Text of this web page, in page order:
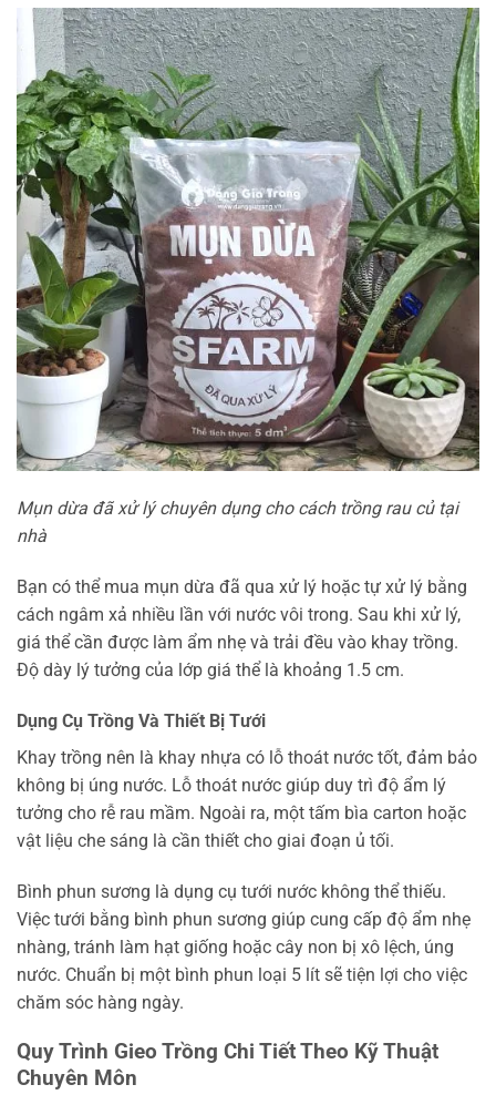
Mụn dừa đã xử lý chuyên dụng cho cách trồng rau củ tại
nhà
Bạn có thể mua mụn dừa đã qua xử lý hoặc tự xử lý bằng
cách ngâm xả nhiều lần với nước vôi trong. Sau khi xử lý,
giá thể cần được làm ẩm nhẹ và trải đều vào khay trồng.
Độ dày lý tưởng của lớp giá thể là khoảng 1.5 cm.
Dụng Cụ Trồng Và Thiết Bị Tưới
Khay trồng nên là khay nhựa có lỗ thoát nước tốt, đảm bảo
không bị úng nước. Lỗ thoát nước giúp duy trì độ ẩm lý
tưởng cho rễ rau mầm. Ngoài ra, một tấm bìa carton hoặc
vật liệu che sáng là cần thiết cho giai đoạn ủ tối.
Bình phun sương là dụng cụ tưới nước không thể thiếu.
Việc tưới bằng bình phun sương giúp cung cấp độ ẩm nhẹ
nhàng, tránh làm hạt giống hoặc cây non bị xô lệch, úng
nước. Chuẩn bị một bình phun loại 5 lít sẽ tiện lợi cho việc
chăm sóc hàng ngày.
Quy Trình Gieo Trồng Chi Tiết Theo Kỹ Thuật
Chuyên Môn